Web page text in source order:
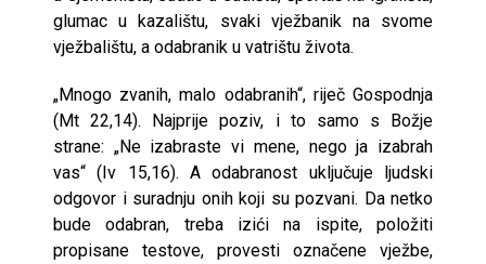
glumac u kazalištu, svaki vježbanik na svome
vježbalištu, a odabranik u vatrištu života.
„Mnogo zvanih, malo odabranih“, riječ Gospodnja
(Mt 22,14). Najprije poziv, i to samo s Božje
strane: „Ne izabraste vi mene, nego ja izabrah
vas“ (Iv 15,16). A odabranost uključuje ljudski
odgovor i suradnju onih koji su pozvani. Da netko
bude odabran, treba izići na ispite, položiti
propisane testove, provesti označene vježbe,